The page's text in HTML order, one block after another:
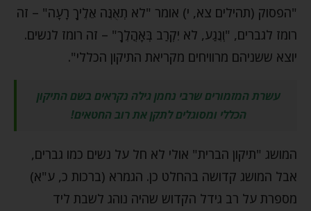
"הפסוק (תהילים צא, י) אומר "לֹא תְאֻנֶּה אֵלֶיךָ רָעָה" – זה
רומז לגברים, "וְנֶגַע, לֹא יִקְרַב בְּאָהֳלֶךָ" – זה רומז לנשים.
יוצא ששניהם מרוויחים מקריאת התיקון הכללי".
עשרת המזמורים שרבי נחמן גילה נקראים בשם התיקון
הכללי ומסוגלים לתקן את רוב החטאים!
המושג "תיקון הברית" אולי לא חל על נשים כמו גברים,
אבל המושג קדושה בהחלט כן. הגמרא (ברכות כ, ע"א)
מספרת על רב גידל הקדוש שהיה נוהג לשבת ליד